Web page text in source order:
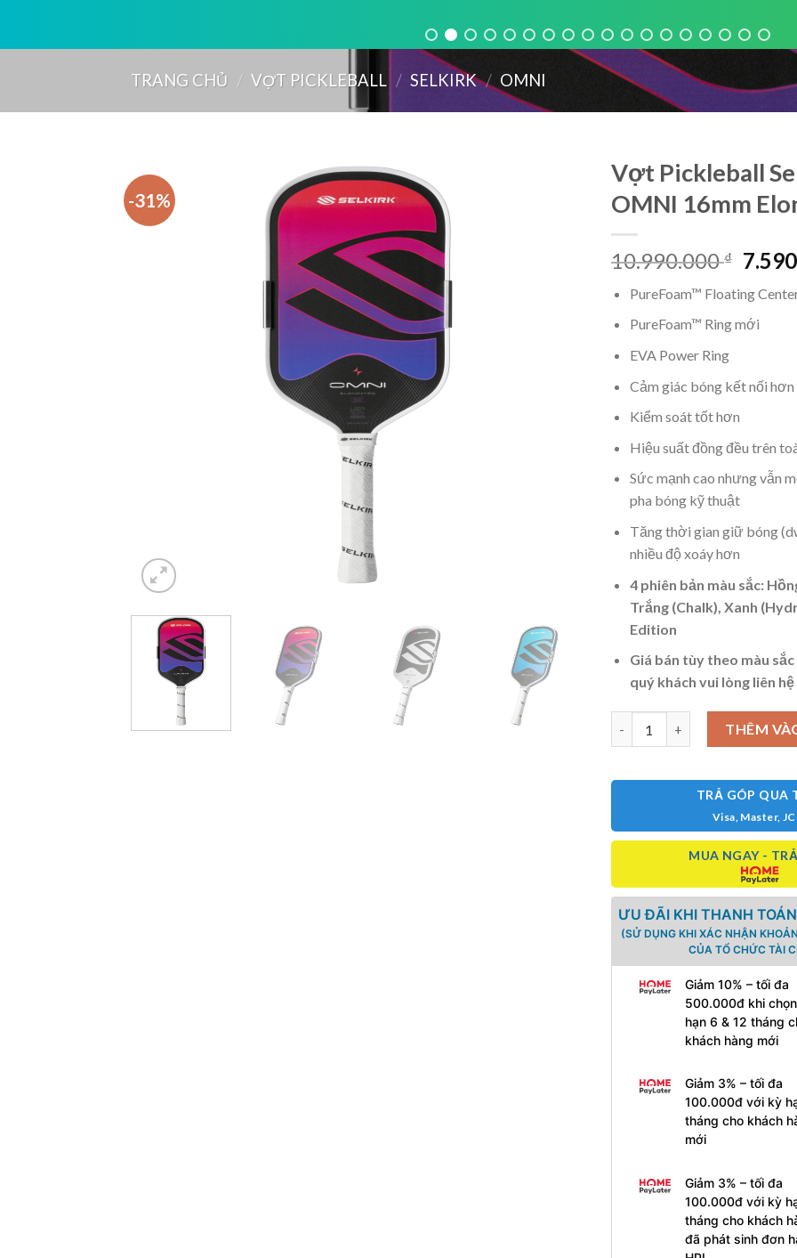
TRANG CHỦ / VỢT PICKLEBALL / SELKIRK / OMNI
-31%
Vợt Pickleball
OMNI 16mm
10.990.000₫ Giá
là:
PureFoam™ Floating
PureFoam™ Ring mới
EVA Power Ring
Cảm giác bóng kết nối hơn
Kiểm soát tốt hơn
Hiệu suất đồng đều trên
Sức mạnh cao nhưng vẫn
pha bóng kỹ thuật
Tăng thời gian giữ bóng
nhiều độ xoáy hơn
4 phiên bản màu sắc:
Trắng (Chalk), Xanh
Edition
Giá bán tùy theo màu
quý khách vui lòng liên
Vợt Pickleball Selkirk OMNI
THÊM
TRẢ GÓP QUA
Visa, Master,
MUA NGAY -
ƯU ĐÃI KHI THANH TOÁN
(SỬ DỤNG KHI XÁC NHẬN
CỦA TỔ CHỨC TÀI
Giảm 10% – tối đa
500.000đ khi
hạn 6 & 12 tháng
khách hàng mới
Giảm 3% – tối đa
100.000đ với kỳ
tháng cho khách
mới
Giảm 3% – tối đa
100.000đ với kỳ
tháng cho khách
đã phát sinh đơn